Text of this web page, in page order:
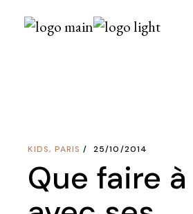
KIDS, PARIS 25/10/2014
Que faire